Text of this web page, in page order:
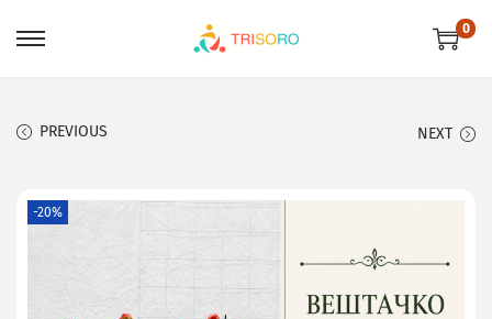
0
PREVIOUS NEXT
-20%